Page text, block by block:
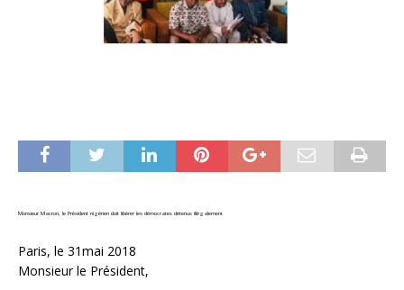
Monsieur Macron, le Président nigérien doit libérer les démocrates détenus illégalement
Paris, le 31mai 2018
Monsieur le Président,